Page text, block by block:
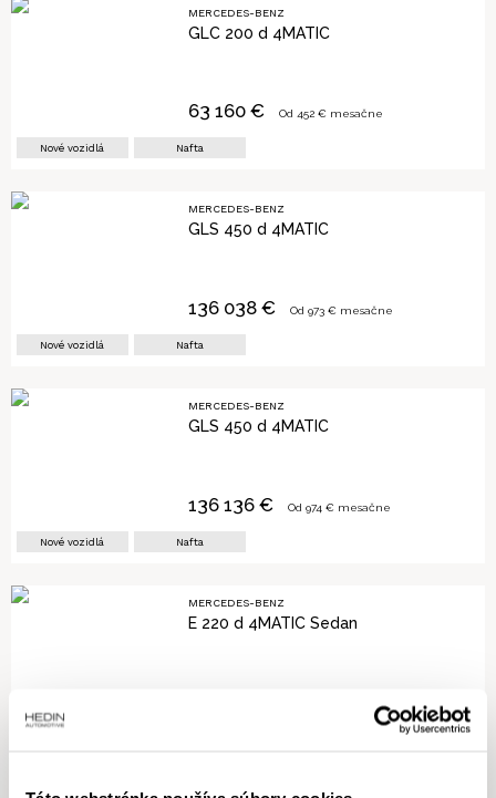
MERCEDES-BENZ
GLC 200 d 4MATIC
Nové vozidlá Nafta
63 160€ Od 452€ mesačne
MERCEDES-BENZ
GLS 450 d 4MATIC
Nové vozidlá Nafta
136 038€ Od 973€ mesačne
MERCEDES-BENZ
GLS 450 d 4MATIC
Nové vozidlá Nafta
136 136€ Od 974 € mesačne
MERCEDES-BENZ
E 220 d 4MATIC Sedan
€ mesačne